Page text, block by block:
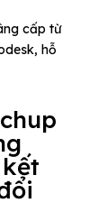
cấp từ
hỗ